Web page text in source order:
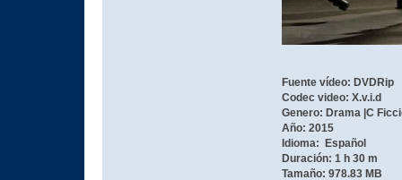
Fuente vídeo: DVDRip
Codec video: X.v.i.d
Genero: Drama |C
Año: 2015
Idioma: Español
Duración: 1 h 30 m
Tamaño: 978.83 MB